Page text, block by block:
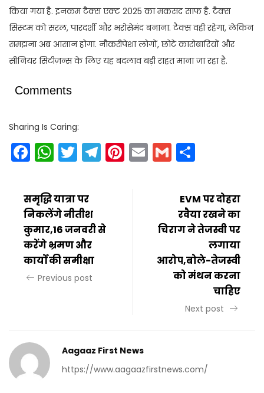
किया गया है. इनकम टैक्स एक्ट 2025 का मकसद साफ है. टैक्स
सिस्टम को सरल, पारदर्शी और भरोसेमंद बनाना. टैक्स वही रहेगा, लेकिन
समझना अब आसान होगा. नौकरीपेशा लोगों, छोटे कारोबारियों और
सीनियर सिटीज़न्स के लिए यह बदलाव बड़ी राहत माना जा रहा है.
Comments
Sharing Is Caring:
Facebook
WhatsApp
Twitter
Telegram
Pinterest
EmailGmail
समृद्धि यात्रा पर
निकलेंगे नीतीश
कुमार,16 जनवरी से
करेंगे भ्रमण और
कार्यों की समीक्षा
Previous post
EVM पर दोहरा
रवैया रखने का
चिराग ने तेजस्वी पर
लगाया
आरोप,बोले-तेजस्वी
को मंथन करना
चाहिए
Next post
Aagaaz First News
https://www.aagaazfirstnews.com/